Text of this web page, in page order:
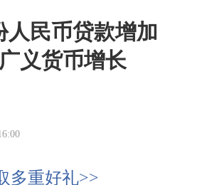
人民币贷款增加
义货币增长
多重好礼>>